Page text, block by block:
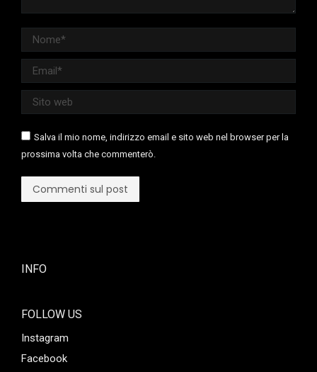
Nome *
Email *
Sito web
Salva il mio nome, indirizzo email e sito web nel browser per la
prossima volta che commenterò.
Commenti sul post
INFO
FOLLOW US
Instagram
Facebook